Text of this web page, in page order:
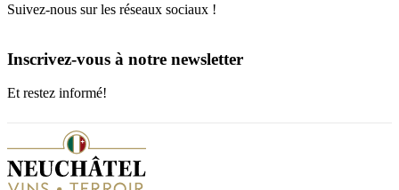
Suivez-nous sur les réseaux sociaux !
Inscrivez-vous à notre newsletter
Et restez informé!